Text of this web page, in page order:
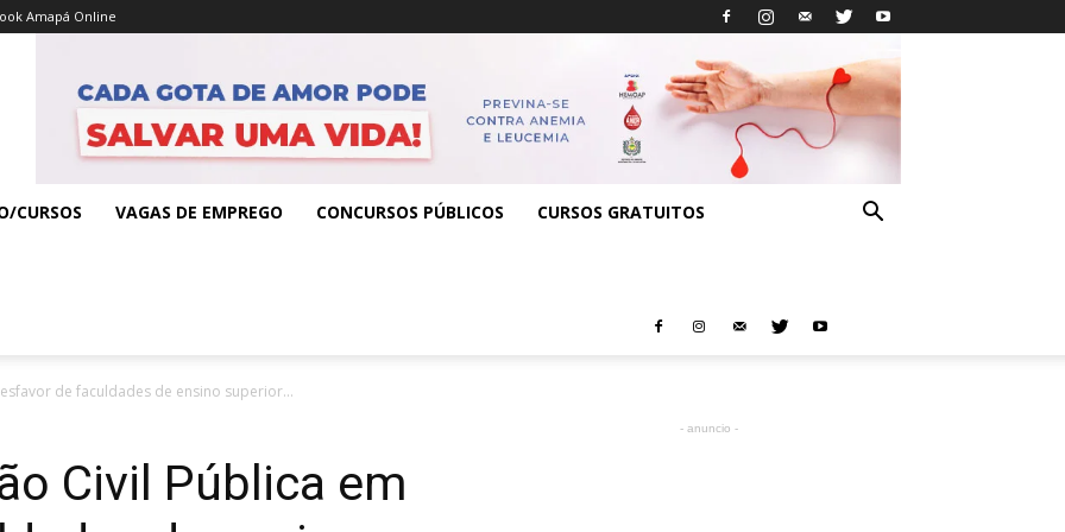
Amapá Online
CURSOS VAGAS DE EMPREGO CONCURSOS PÚBLICOS CURSOS GRATUITOS
de faculdades de ensino superior...
Civil Pública em
- anuncio -